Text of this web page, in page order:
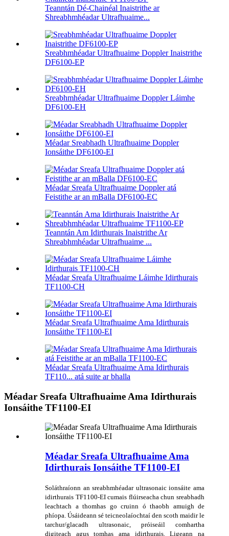
Teanntán Dé-Chainéal Inaistrithe ar
Shreabhmhéadar Ultrafhuaime...
Sreabhmhéadar Ultrafhuaime Doppler Inaistrithe
DF6100-EP
Sreabhmhéadar Ultrafhuaime Doppler Láimhe
DF6100-EH
Méadar Sreabhadh Ultrafhuaime Doppler
Ionsáithe DF6100-EI
Méadar Sreafa Ultrafhuaime Doppler atá
Feistithe ar an mBalla DF6100-EC
Teanntán Am Idirthurais Inaistrithe Ar
Shreabhmhéadar Ultrafhuaime ...
Méadar Sreafa Ultrafhuaime Láimhe Idirthurais
TF1100-CH
Méadar Sreafa Ultrafhuaime Ama Idirthurais
Ionsáithe TF1100-EI
Méadar Sreafa Ultrafhuaime Ama Idirthurais
TF110... atá suite ar bhalla
Méadar Sreafa Ultrafhuaime Ama Idirthurais
Ionsáithe TF1100-EI
Méadar Sreafa Ultrafhuaime Ama
Idirthurais Ionsáithe TF1100-EI
Soláthraíonn an sreabhmhéadar ultrasonaic ionsáite ama
idirthurais TF1100-EI cumais flúirseacha chun sreabhadh
leachtach a thomhas go cruinn ó thaobh amuigh de
phíopa. Úsáideann sé teicneolaíochtaí den scoth maidir le
tarchur/glacadh ultrasonaic, próiseáil comhartha
digiteach agus tomhas ama idirthurais. Ligeann na